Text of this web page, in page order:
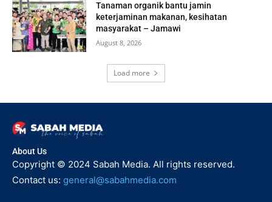
Tanaman organik bantu jamin
keterjaminan makanan, kesihatan
masyarakat – Jamawi
August 8, 2026
Load more
About Us
Copyright © 2024 Sabah Media. All rights reserved.
Contact us: general@sabahmedia.com